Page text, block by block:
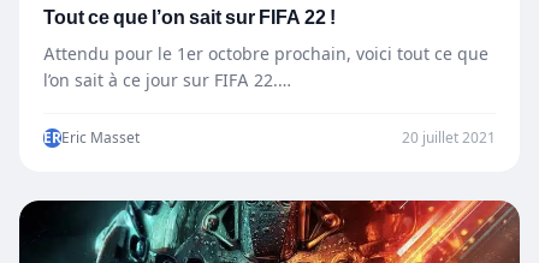
Tout ce que l’on sait sur FIFA 22 !
Attendu pour le 1er octobre prochain, voici tout ce que
l’on sait à ce jour sur FIFA 22.…
EREric Masset 20 juillet 2021